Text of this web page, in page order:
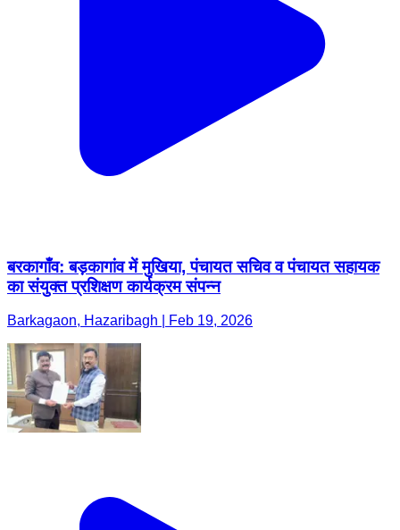
बरकागाँव: बड़कागांव में मुखिया, पंचायत सचिव व पंचायत सहायक
का संयुक्त प्रशिक्षण कार्यक्रम संपन्न
Barkagaon, Hazaribagh | Feb 19, 2026